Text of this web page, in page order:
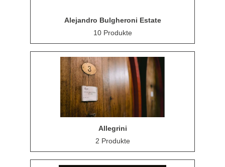
Alejandro Bulgheroni Estate
10 Produkte
Allegrini
2 Produkte